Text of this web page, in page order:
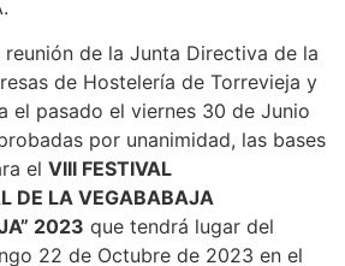
de la Junta Directiva de la
de Hostelería de Torrevieja y
el pasado el viernes 30 de Junio
por unanimidad, las bases
el VIII FESTIVAL
DE LA VEGABABAJA
2023 que tendrá lugar del
22 de Octubre de 2023 en el